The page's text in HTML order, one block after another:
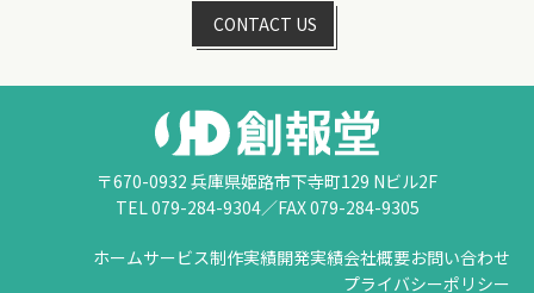
CONTACT US
〒670-0932 兵庫県姫路市下寺町129 Nビル2F
TEL 079-284-9304／FAX 079-284-9305
ホームサービス制作実績開発実績会社概要お問い合わせ
プライバシーポリシー